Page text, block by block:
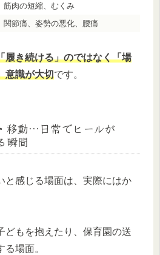
筋肉の短縮、むくみ
関節痛、姿勢の悪化、腰痛
履き続ける」のではなく「場
意識が大切です。
移動…日常でヒールが
瞬間
と感じる場面は、実際にはか
どもを抱えたり、保育園の送
場面。